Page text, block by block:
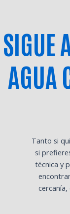
SIGUE
AGUA
Tanto si
si
técnica y